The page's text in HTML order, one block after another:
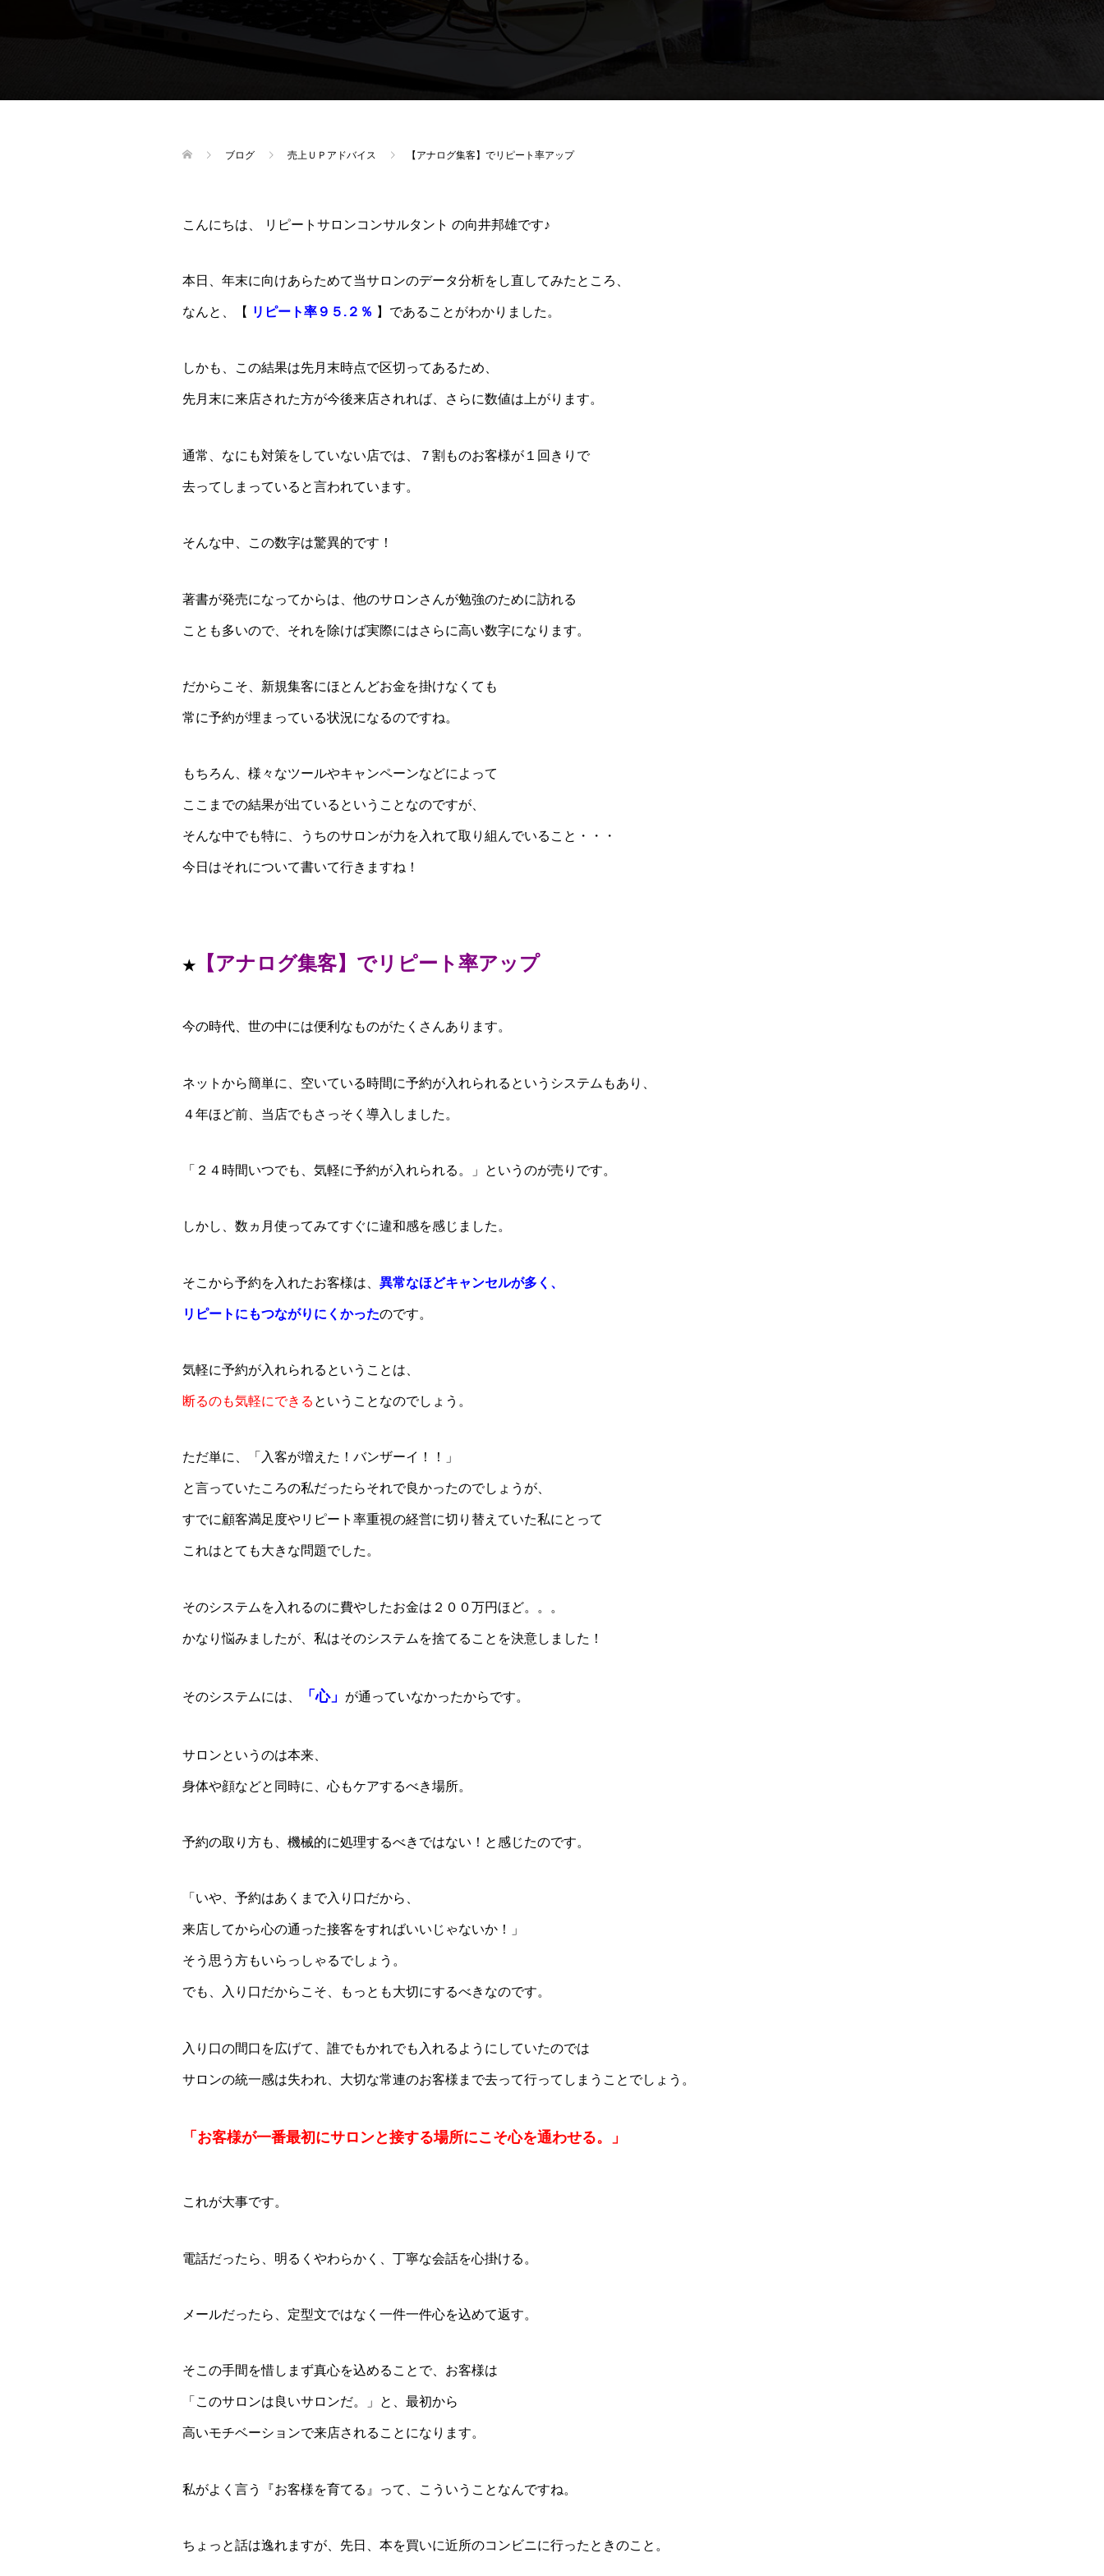
ブログ 売上ＵＰアドバイス 【アナログ集客】でリピート率アップ
こんにちは、 リピートサロンコンサルタント の向井邦雄です♪
本日、年末に向けあらためて当サロンのデータ分析をし直してみたところ、
なんと、【 リピート率９５.２％ 】であることがわかりました。
しかも、この結果は先月末時点で区切ってあるため、
先月末に来店された方が今後来店されれば、さらに数値は上がります。
通常、なにも対策をしていない店では、７割ものお客様が１回きりで
去ってしまっていると言われています。
そんな中、この数字は驚異的です！
著書が発売になってからは、他のサロンさんが勉強のために訪れる
ことも多いので、それを除けば実際にはさらに高い数字になります。
だからこそ、新規集客にほとんどお金を掛けなくても
常に予約が埋まっている状況になるのですね。
もちろん、様々なツールやキャンペーンなどによって
ここまでの結果が出ているということなのですが、
そんな中でも特に、うちのサロンが力を入れて取り組んでいること・・・
今日はそれについて書いて行きますね！
★ 【アナログ集客】でリピート率アップ
今の時代、世の中には便利なものがたくさんあります。
ネットから簡単に、空いている時間に予約が入れられるというシステムもあり、
４年ほど前、当店でもさっそく導入しました。
「２４時間いつでも、気軽に予約が入れられる。」というのが売りです。
しかし、数ヵ月使ってみてすぐに違和感を感じました。
そこから予約を入れたお客様は、 異常なほどキャンセルが多く、
リピートにもつながりにくかったのです。
気軽に予約が入れられるということは、
断るのも気軽にできる ということなのでしょう。
ただ単に、「入客が増えた！バンザーイ！！」
と言っていたころの私だったらそれで良かったのでしょうが、
すでに顧客満足度やリピート率重視の経営に切り替えていた私にとって
これはとても大きな問題でした。
そのシステムを入れるのに費やしたお金は２００万円ほど。。。
かなり悩みましたが、私はそのシステムを捨てることを決意しました！
そのシステムには、 「心」 が通っていなかったからです。
サロンというのは本来、
身体や顔などと同時に、心もケアするべき場所。
予約の取り方も、機械的に処理するべきではない！と感じたのです。
「いや、予約はあくまで入り口だから、
来店してから心の通った接客をすればいいじゃないか！」
そう思う方もいらっしゃるでしょう。
でも、入り口だからこそ、もっとも大切にするべきなのです。
入り口の間口を広げて、誰でもかれでも入れるようにしていたのでは
サロンの統一感は失われ、大切な常連のお客様まで去って行ってしまうことでしょう。
「お客様が一番最初にサロンと接する場所にこそ心を通わせる。」
これが大事です。
電話だったら、明るくやわらかく、丁寧な会話を心掛ける。
メールだったら、定型文ではなく一件一件心を込めて返す。
そこの手間を惜しまず真心を込めることで、お客様は
「このサロンは良いサロンだ。」と、最初から
高いモチベーションで来店されることになります。
私がよく言う『お客様を育てる』って、こういうことなんですね。
ちょっと話は逸れますが、先日、本を買いに近所のコンビニに行ったときのこと。